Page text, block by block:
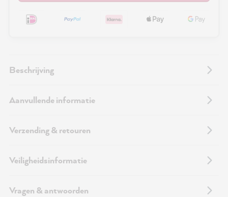
Beschrijving
Aanvullende informatie
Verzending & retouren
Veiligheidsinformatie
Vragen & antwoorden